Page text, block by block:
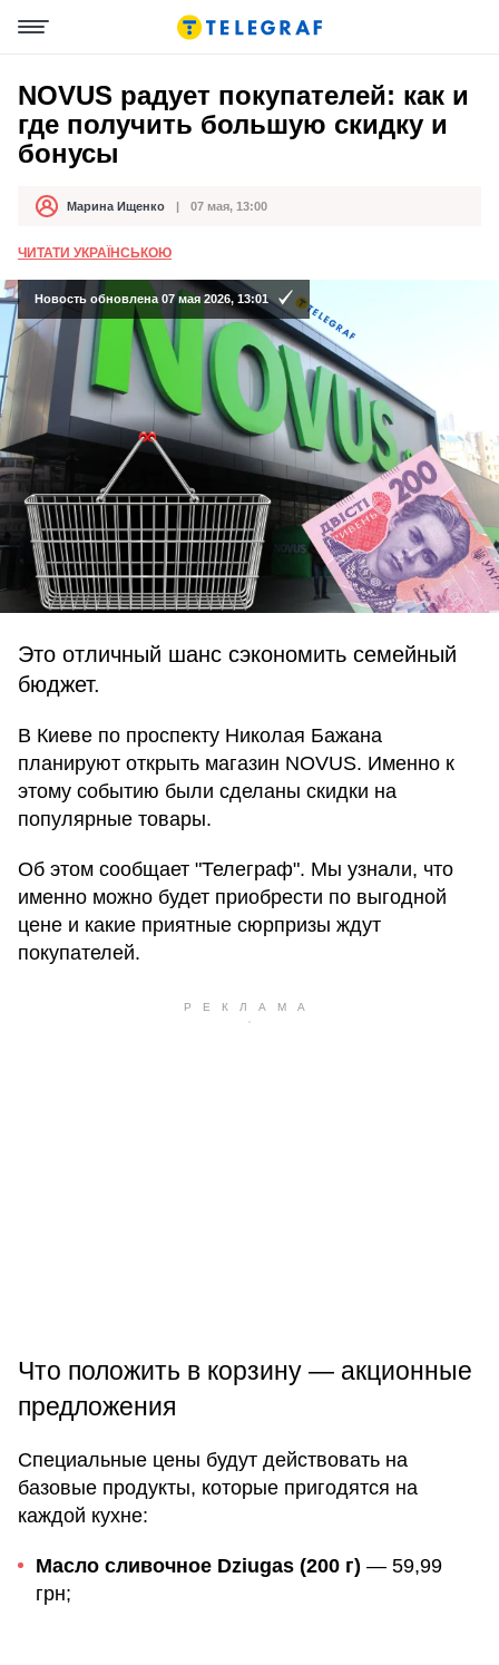
NOVUS радует покупателей: как и
где получить большую скидку и
бонусы
АвторМарина Ищенко
Дата публикации 07 мая, 13:00
ЧИТАТИ УКРАЇНСЬКОЮ
Новость обновлена 07 мая 2026, 13:01
Это отличный шанс сэкономить семейный
бюджет.
В Киеве по проспекту Николая Бажана
планируют открыть магазин NOVUS. Именно к
этому событию были сделаны скидки на
популярные товары.
Об этом сообщает "Телеграф". Мы узнали, что
именно можно будет приобрести по выгодной
цене и какие приятные сюрпризы ждут
покупателей.
Что положить в корзину — акционные
предложения
Специальные цены будут действовать на
базовые продукты, которые пригодятся на
каждой кухне:
Масло сливочное Dziugas (200 г) — 59,99
грн;